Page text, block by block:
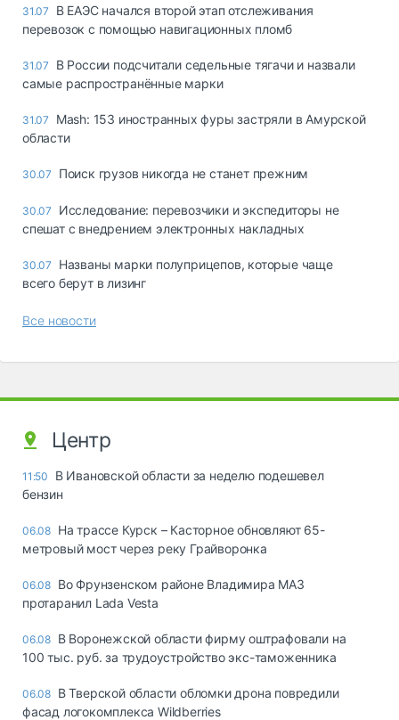
31.07
В ЕАЭС начался второй этап отслеживания
перевозок с помощью навигационных пломб
31.07
В России подсчитали седельные тягачи и назвали
самые распространённые марки
31.07
Mash: 153 иностранных фуры застряли в Амурской
области
30.07 Поиск грузов никогда не станет прежним
30.07
Исследование: перевозчики и экспедиторы не
спешат с внедрением электронных накладных
30.07
Названы марки полуприцепов, которые чаще
всего берут в лизинг
Все новости
Центр
11:50
В Ивановской области за неделю подешевел
бензин
06.08 На трассе Курск – Касторное обновляют 65-
метровый мост через реку Грайворонка
06.08 Во Фрунзенском районе Владимира МАЗ
протаранил Lada Vesta
06.08 В Воронежской области фирму оштрафовали на
100 тыс. руб. за трудоустройство экс-таможенника
06.08 В Тверской области обломки дрона повредили
фасад логокомплекса Wildberries